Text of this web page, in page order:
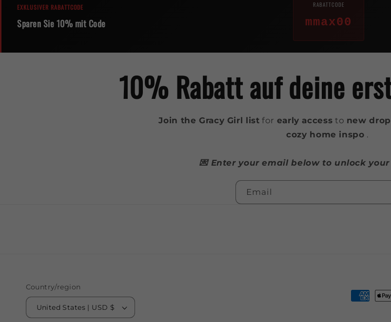
EXKLUSIVER RABATTCODE
Sparen Sie 10% mit Code
RABATTCODE
mmax00
10% Rabatt auf deine
Join the Gracy Girl list for early access to new
cozy home inspo .
💌 Enter your email below to unlock
Email
Country/region
United States | USD $
Payment